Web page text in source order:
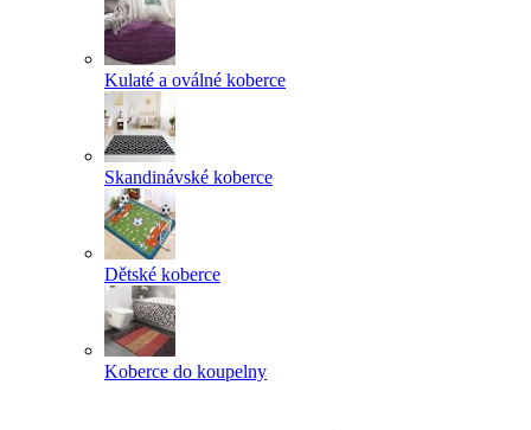
Kulaté a oválné koberce
Skandinávské koberce
Dětské koberce
Koberce do koupelny